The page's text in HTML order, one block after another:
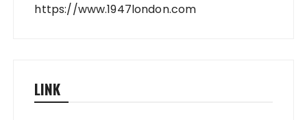
https://www.1947london.com
LINK